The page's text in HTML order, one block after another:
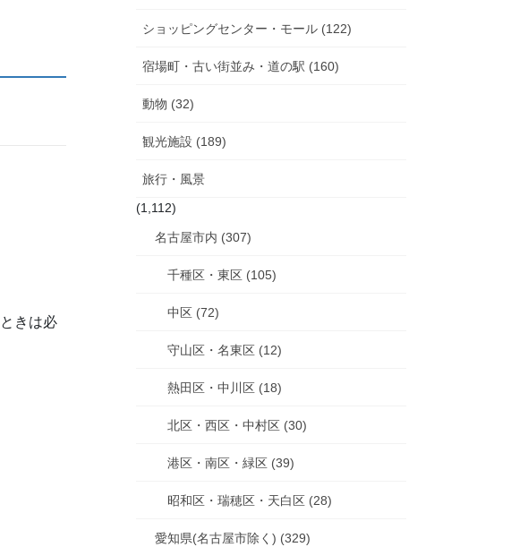
きは必
ショッピングセンター・モール (122)
宿場町・古い街並み・道の駅 (160)
動物 (32)
観光施設 (189)
旅行・風景
(1,112)
名古屋市内 (307)
千種区・東区 (105)
中区 (72)
守山区・名東区 (12)
熱田区・中川区 (18)
北区・西区・中村区 (30)
港区・南区・緑区 (39)
昭和区・瑞穂区・天白区 (28)
愛知県(名古屋市除く) (329)